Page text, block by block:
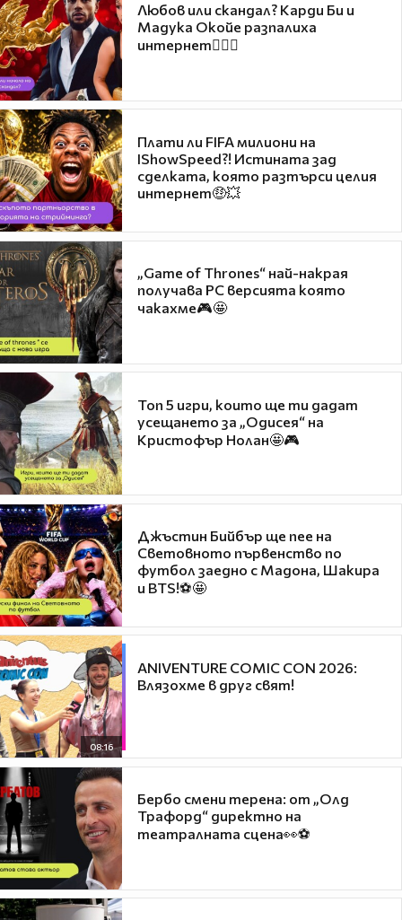
Любов или скандал? Карди Би и
Мадука Окойе разпалиха
интернет❤️‍🔥🔥
Плати ли FIFA милиони на
IShowSpeed?! Истината зад
сделката, която разтърси целия
интернет🤑💥
„Game of Thrones“ най-накрая
получава PC версията която
чакахме🎮🤩
Топ 5 игри, които ще ти дадат
усещането за „Одисея“ на
Кристофър Нолан🤩🎮
Джъстин Бийбър ще пее на
Световното първенство по
футбол заедно с Мадона, Шакира
и BTS!⚽🤩
08:16
ANIVENTURE COMIC CON 2026:
Влязохме в друг свят!
Бербо смени терена: от „Олд
Трафорд“ директно на
театралната сцена👀⚽